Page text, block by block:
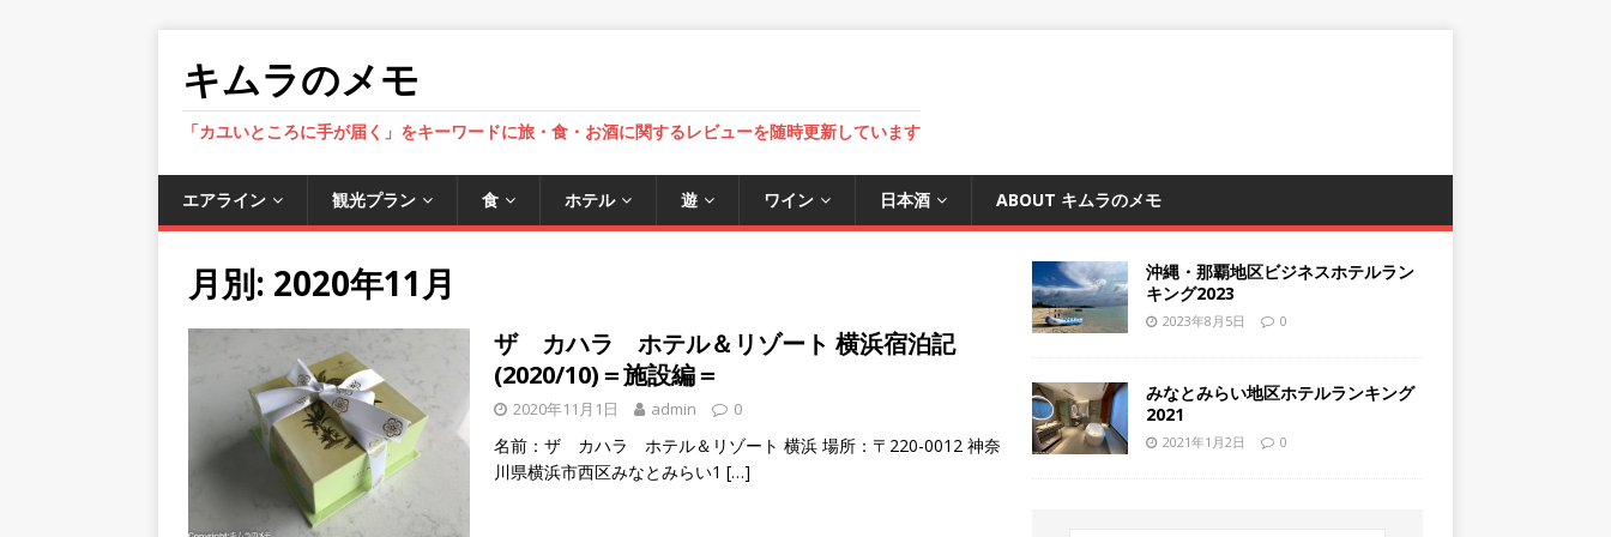
キムラのメモ
「カユいところに手が届く」をキーワードに旅・食・お酒に関するレビューを随時更新しています
エアライン 観光プラン 食 ホテル 遊 ワイン 日本酒 ABOUT キムラのメモ
月別: 2020年11月
ザ カハラ ホテル＆リゾート 横浜宿泊記
(2020/10)＝施設編＝
2020年11月1日 admin 0
名前：ザ カハラ ホテル＆リゾート 横浜 場所：〒220-0012 神奈
川県横浜市西区みなとみらい1 […]
沖縄・那覇地区ビジネスホテルラン
キング2023
2023年8月5日 0
みなとみらい地区ホテルランキング
2021
2021年1月2日 0